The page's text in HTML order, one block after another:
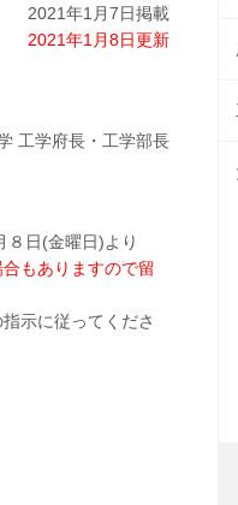
2021年1月7日掲載
2021年1月8日更新
工学府長・工学部長
日(金曜日)より
もありますので留
示に従ってくださ